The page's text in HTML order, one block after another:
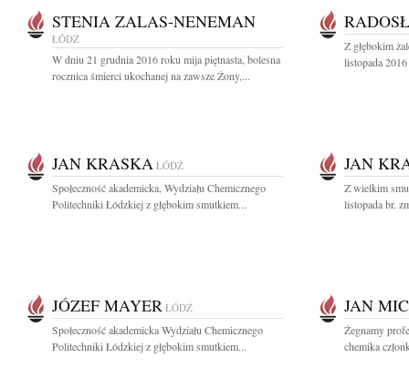
STENIA ZALAS-NENEMAN
ŁÓDŹ
W dniu 21 grudnia 2016 roku mija piętnasta, bolesna
rocznica śmierci ukochanej na zawsze Żony,...
Z głębokim
listopada
JAN KRASKA ŁÓDŹ
Społeczność akademicka, Wydziału Chemicznego
Politechniki Łódzkiej z głębokim smutkiem...
JAN
Z wielkim
listopada br.
JÓZEF MAYER ŁÓDŹ
Społeczność akademicka Wydziału Chemicznego
Politechniki Łódzkiej z głębokim smutkiem...
JAN
Żegnamy
chemika